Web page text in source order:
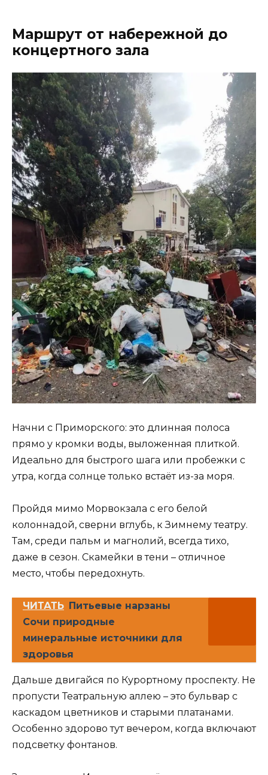
Маршрут от набережной до
концертного зала
Начни с Приморского: это длинная полоса
прямо у кромки воды, выложенная плиткой.
Идеально для быстрого шага или пробежки с
утра, когда солнце только встаёт из-за моря.
Пройдя мимо Морвокзала с его белой
колоннадой, сверни вглубь, к Зимнему театру.
Там, среди пальм и магнолий, всегда тихо,
даже в сезон. Скамейки в тени – отличное
место, чтобы передохнуть.
ЧИТАТЬ Питьевые нарзаны
Сочи природные
минеральные источники для
здоровья
Дальше двигайся по Курортному проспекту. Не
пропусти Театральную аллею – это бульвар с
каскадом цветников и старыми платанами.
Особенно здорово тут вечером, когда включают
подсветку фонтанов.